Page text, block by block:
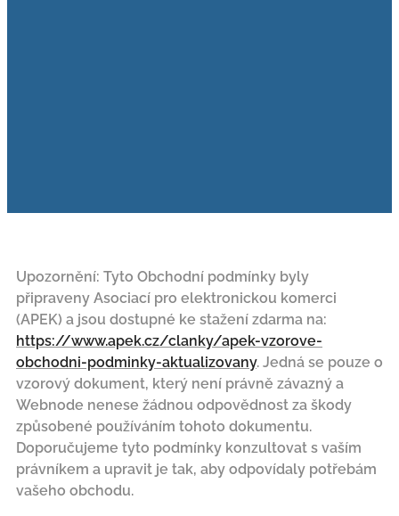
Upozornění: Tyto Obchodní podmínky byly
připraveny Asociací pro elektronickou komerci
(APEK) a jsou dostupné ke stažení zdarma na:
https://www.apek.cz/clanky/apek-vzorove-
obchodni-podminky-aktualizovany. Jedná se pouze o
vzorový dokument, který není právně závazný a
Webnode nenese žádnou odpovědnost za škody
způsobené používáním tohoto dokumentu.
Doporučujeme tyto podmínky konzultovat s vaším
právníkem a upravit je tak, aby odpovídaly potřebám
vašeho obchodu.